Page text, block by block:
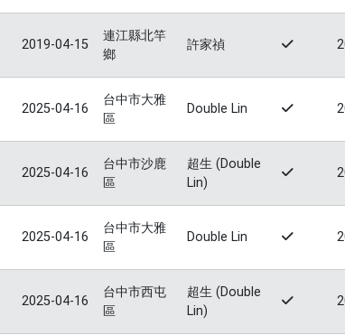
2019-04-15
連江縣北竿
鄉
許家禎
2025-04-16
台中市大雅
區
Double Lin
2025-04-16
台中市沙鹿
區
超生 (Double
Lin)
2025-04-16
台中市大雅
區
Double Lin
2025-04-16
台中市西屯
區
超生 (Double
Lin)